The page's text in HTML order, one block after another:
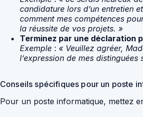
candidature lors d’un entretien
comment mes compétences
la réussite de vos projets. »
Terminez par une déclaration
Exemple : « Veuillez agréer,
l’expression de mes distinguées
Conseils spécifiques pour un poste
Pour un poste informatique, mettez